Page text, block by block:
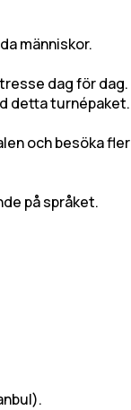
människor.
dag för dag.
detta turnépaket.
och besöka fler
på språket.